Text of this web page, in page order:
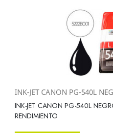
INK-JET CANON PG-540L
INK-JET CANON PG-540L
RENDIMIENTO